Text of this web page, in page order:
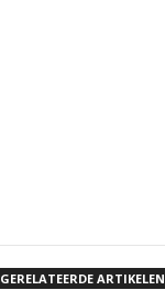
GERELATEERDE ARTIKELEN